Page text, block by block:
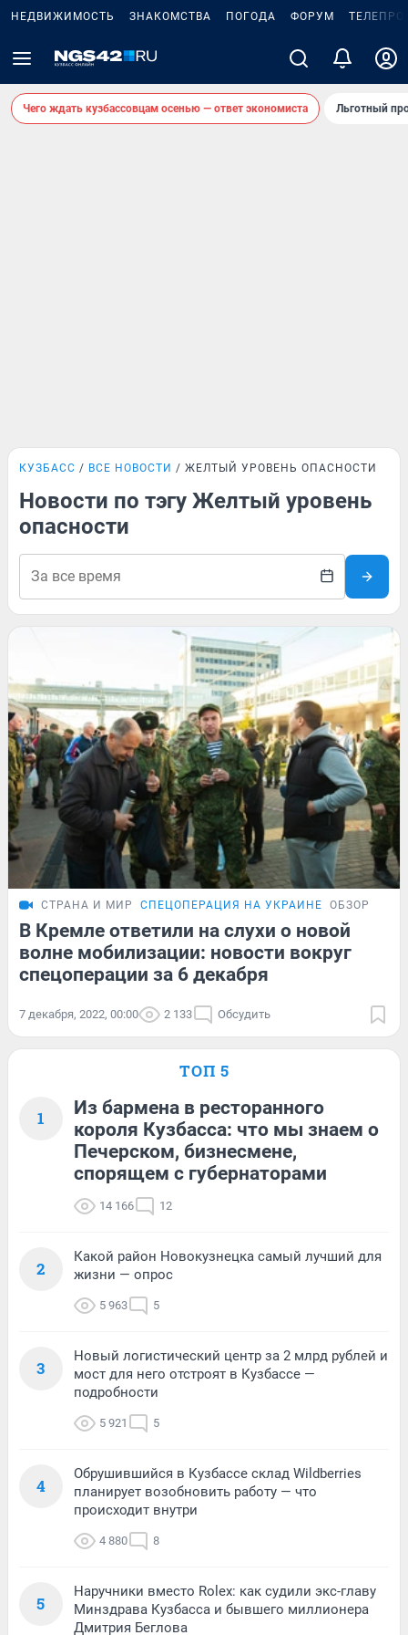
НЕДВИЖИМОСТЬ ЗНАКОМСТВА ПОГОДА ФОРУМ
Чего ждать кузбассовцам осенью — ответ экономиста Льготный
КУЗБАСС ВСЕ НОВОСТИ ЖЕЛТЫЙ УРОВЕНЬ ОПАСНОСТИ
Новости по тэгу Желтый уровень
опасности
СТРАНА И МИР СПЕЦОПЕРАЦИЯ НА УКРАИНЕ ОБЗОР
В Кремле ответили на слухи о новой
волне мобилизации: новости вокруг
спецоперации за 6 декабря
7 декабря, 2022, 00:00 2 133 Обсудить
ТОП 5
1
Из бармена в ресторанного
короля Кузбасса: что мы знаем о
Печерском, бизнесмене,
спорящем с губернаторами
14 166 12
2
Какой район Новокузнецка самый лучший для
жизни — опрос
5 963 5
3
Новый логистический центр за 2 млрд рублей и
мост для него отстроят в Кузбассе —
подробности
5 921 5
4
Обрушившийся в Кузбассе склад Wildberries
планирует возобновить работу — что
происходит внутри
4 880 8
5
Наручники вместо Rolex: как судили экс-главу
Минздрава Кузбасса и бывшего миллионера
Дмитрия Беглова